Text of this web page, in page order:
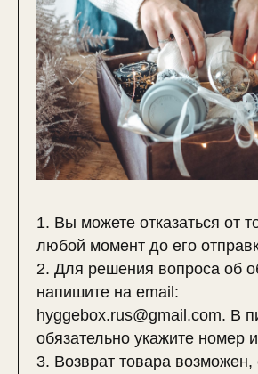
1. Вы можете отказаться от
любой момент до его
2. Для решения вопроса об
напишите на email:
hyggebox.rus@gmail.com. В
обязательно укажите номер
3. Возврат товара возможен,